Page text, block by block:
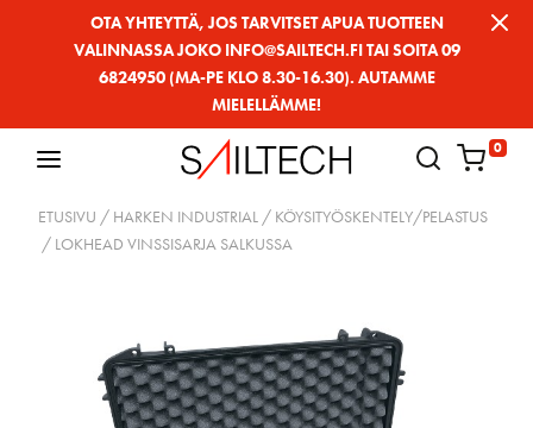
OTA YHTEYTTÄ, JOS TARVITSET APUA TUOTTEEN
VALINNASSA JOKO INFO@SAILTECH.FI TAI SOITA 09
6824950 (MA-PE KLO 8.30-16.30). AUTAMME
MIELELLÄMME!
0
ETUSIVU / HARKEN INDUSTRIAL / KÖYSITYÖSKENTELY/PELASTUS
/ LOKHEAD VINSSISARJA SALKUSSA